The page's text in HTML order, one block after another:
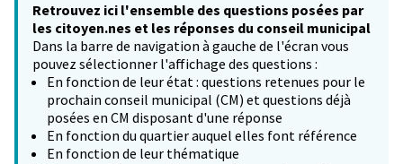
Retrouvez ici l'ensemble des questions posées par
les citoyen.nes et les réponses du conseil municipal
Dans la barre de navigation à gauche de l'écran vous
pouvez sélectionner l'affichage des questions :
En fonction de leur état : questions retenues pour le
prochain conseil municipal (CM) et questions déjà
posées en CM disposant d'une réponse
En fonction du quartier auquel elles font référence
En fonction de leur thématique